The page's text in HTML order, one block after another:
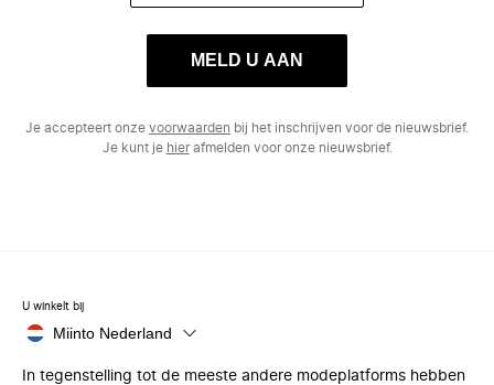
MELD U AAN
Je accepteert onze voorwaarden bij het inschrijven voor de nieuwsbrief.
Je kunt je hierafmelden voor onze nieuwsbrief.
U winkelt bij
Miinto Nederland
In tegenstelling tot de meeste andere modeplatforms hebben